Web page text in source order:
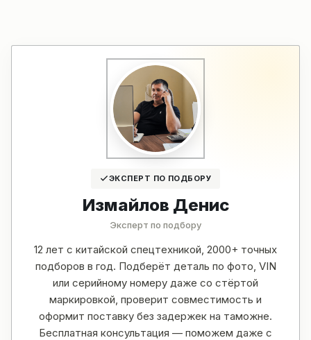
ЭКСПЕРТ ПО ПОДБОРУ
Измайлов Денис
Эксперт по подбору
12 лет с китайской спецтехникой, 2000+ точных
подборов в год. Подберёт деталь по фото, VIN
или серийному номеру даже со стёртой
маркировкой, проверит совместимость и
оформит поставку без задержек на таможне.
Бесплатная консультация — поможем даже с